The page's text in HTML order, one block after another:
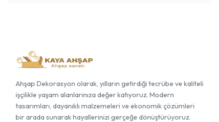
Ahşap Dekorasyon olarak, yılların getirdiği tecrübe ve kaliteli
işçilikle yaşam alanlarınıza değer katıyoruz. Modern
tasarımları, dayanıklı malzemeleri ve ekonomik çözümleri
bir arada sunarak hayallerinizi gerçeğe dönüştürüyoruz.